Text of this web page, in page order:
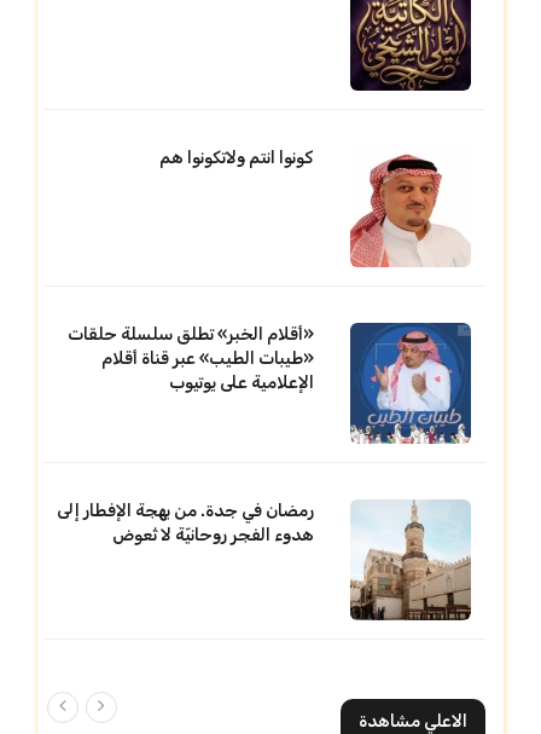
كونوا انتم ولاتكونوا هم
«أقلام الخبر» تطلق سلسلة حلقات
«طيبات الطيب» عبر قناة أقلام
الإعلامية على يوتيوب
رمضان في جدة. من بهجة الإفطار إلى
هدوء الفجر روحانيّة لا تُعوض
الاعلي مشاهدة